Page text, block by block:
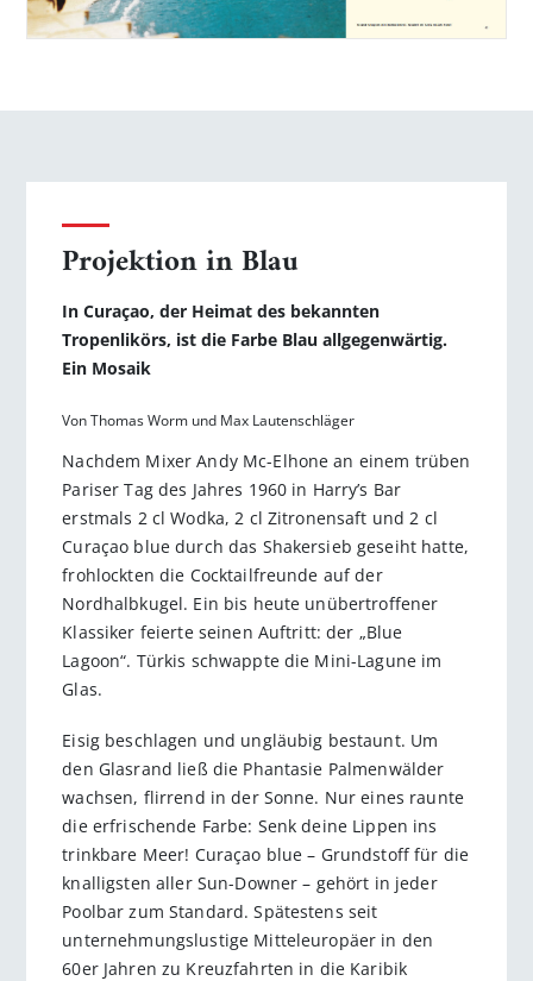
Projektion in Blau
In Curaçao, der Heimat des bekannten
Tropenlikörs, ist die Farbe Blau allgegenwärtig.
Ein Mosaik
Von Thomas Worm und Max Lautenschläger
Nachdem Mixer Andy Mc-Elhone an einem trüben
Pariser Tag des Jahres 1960 in Harry’s Bar
erstmals 2 cl Wodka, 2 cl Zitronensaft und 2 cl
Curaçao blue durch das Shakersieb geseiht hatte,
frohlockten die Cocktailfreunde auf der
Nordhalbkugel. Ein bis heute unübertroffener
Klassiker feierte seinen Auftritt: der „Blue
Lagoon“. Türkis schwappte die Mini-Lagune im
Glas.
Eisig beschlagen und ungläubig bestaunt. Um
den Glasrand ließ die Phantasie Palmenwälder
wachsen, flirrend in der Sonne. Nur eines raunte
die erfrischende Farbe: Senk deine Lippen ins
trinkbare Meer! Curaçao blue – Grundstoff für die
knalligsten aller Sun-Downer – gehört in jeder
Poolbar zum Standard. Spätestens seit
unternehmungslustige Mitteleuropäer in den
60er Jahren zu Kreuzfahrten in die Karibik